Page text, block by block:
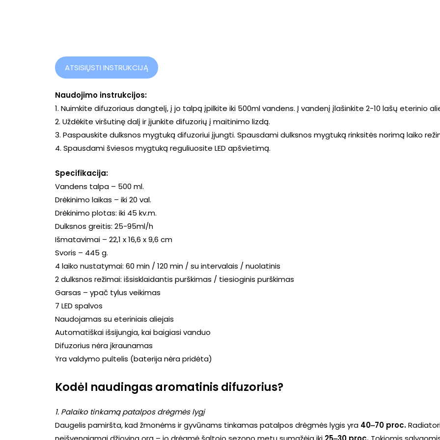
ATSISIŲSTI INSTRUKCIJĄ
Naudojimo instrukcijos:
1. Nuimkite difuzoriaus dangtelį, į jo talpą įpilkite iki 500ml vandens. Į vandenį įlašinkite 2-10 lašų eterinio
2. Uždėkite viršutinę dalį ir įjunkite difuzorių į maitinimo lizdą.
3. Paspauskite dulksnos mygtuką difuzoriui įjungti. Spausdami dulksnos mygtuką rinksitės norimą laiko
4. Spausdami šviesos mygtuką reguliuosite LED apšvietimą.
Specifikacija:
Vandens talpa – 500 ml.
Drėkinimo laikas – iki 20 val.
Drėkinimo plotas: iki 45 kv.m.
Dulksnos greitis: 25-95ml/h
Išmatavimai – 22,1 x 16,6 x 9,6 cm
Svoris – 445 g.
4 laiko nustatymai: 60 min / 120 min / su intervalais / nuolatinis
2 dulksnos režimai: išsisklaidantis purškimas / tiesioginis purškimas
Garsas – ypač tylus veikimas
7 LED spalvos
Naudojamas su eteriniais aliejais
Automatiškai išsijungia, kai baigiasi vanduo
Difuzorius nėra įkraunamas
Yra valdymo pultelis (baterija nėra pridėta)
Kodėl naudingas aromatinis difuzorius?
1. Palaiko tinkamą patalpos drėgmės lygį
Daugelis pamiršta, kad žmonėms ir gyvūnams tinkamas patalpos drėgmės lygis yra 40‒70 proc.